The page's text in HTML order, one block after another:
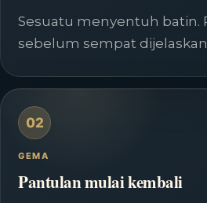
Sesuatu menyentuh batin.
sebelum sempat
02
GEMA
Pantulan mulai kembali